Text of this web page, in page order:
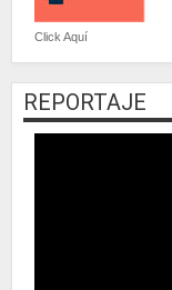
Click Aquí
REPORTAJE